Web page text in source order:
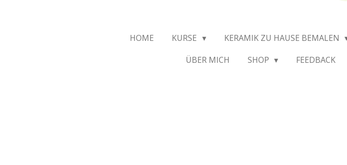
HOME KURSE KERAMIK ZU HAUSE BEMALEN
ÜBER MICH
SHOP FEEDBACK